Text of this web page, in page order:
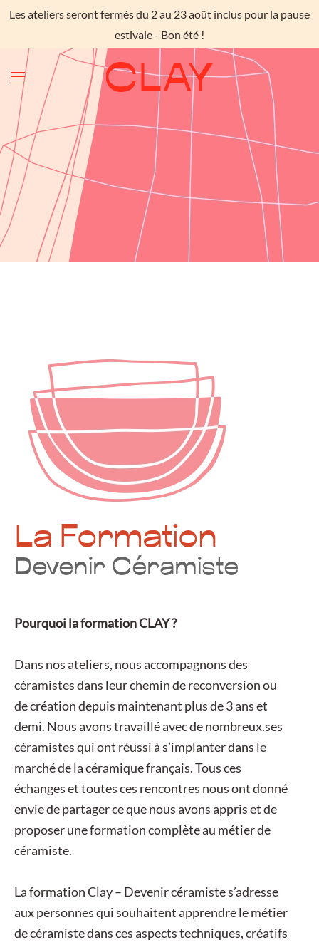
Les ateliers seront fermés du 2 au 23 août inclus pour la pause
estivale - Bon été !
Skip to main content
La Formation
Devenir Céramiste
Pourquoi la formation CLAY ?
Dans nos ateliers, nous accompagnons des
céramistes dans leur chemin de reconversion ou
de création depuis maintenant plus de 3 ans et
demi. Nous avons travaillé avec de nombreux.ses
céramistes qui ont réussi à s’implanter dans le
marché de la céramique français. Tous ces
échanges et toutes ces rencontres nous ont donné
envie de partager ce que nous avons appris et de
proposer une formation complète au métier de
céramiste.
La formation Clay – Devenir céramistes’adresse
aux personnes qui souhaitent apprendre le métier
de céramiste dans ces aspectstechniques, créatifs